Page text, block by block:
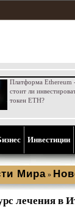
Платформа Ethereum
стоит ли
токен ETH?
Инвестиции
Мира »
лечения в